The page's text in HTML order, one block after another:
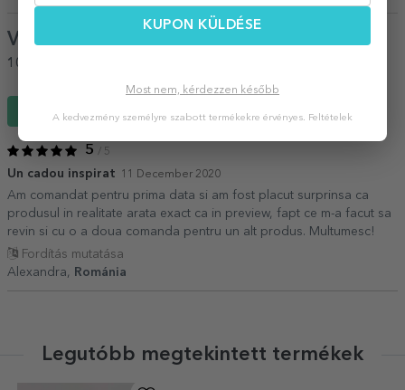
Vélemények
100%
Írj egy véleményt
5 / 5
Un cadou inspirat 11 December 2020
Am comandat pentru prima data si am fost placut surprinsa ca
produsul in realitate arata exact ca in preview, fapt ce m-a facut sa
revin si cu o a doua comanda pentru un alt produs. Multumesc!
Fordítás mutatása
Alexandra,
Románia
Legutóbb megtekintett termékek
KUPON KÜLDÉSE
Most nem, kérdezzen később
A kedvezmény személyre szabott termékekre érvényes. Feltételek